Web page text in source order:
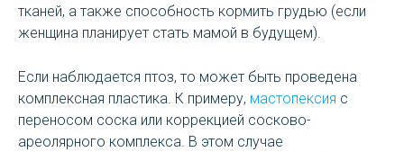
тканей, а также способность кормить грудью (если
женщина планирует стать мамой в будущем).
Если наблюдается птоз, то может быть проведена
комплексная пластика. К примеру, мастопексия с
переносом соска или коррекцией сосково-
ареолярного комплекса. В этом случае